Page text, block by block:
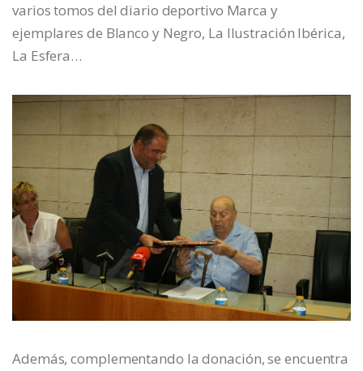
varios tomos del diario deportivo Marca y
ejemplares de Blanco y Negro, La Ilustración Ibérica,
La Esfera…
Además, complementando la donación, se encuentra